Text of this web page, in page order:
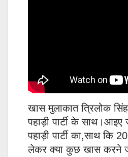
खास मुलाकात त्रिलोक
पहाड़ी पार्टी के
पहाड़ी पार्टी का,साथ कि
लेकर क्या कुछ खास करने